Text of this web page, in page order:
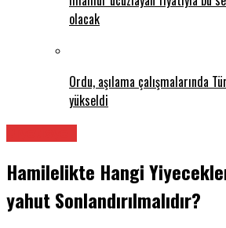
olacak
Ordu, aşılama çalışmalarında
yükseldi
Hamilelikte Hangi
yahut Sonlandırılmalıdır?